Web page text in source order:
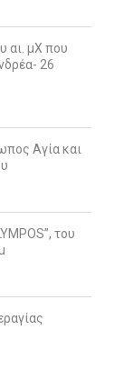
αι. μΧ που
26
Αγία και
του